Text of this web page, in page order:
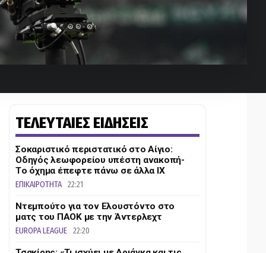
ΤΕΛΕΥΤΑΙΕΣ ΕΙΔΗΣΕΙΣ
Σοκαριστικό περιστατικό στο Αίγιο:
Οδηγός λεωφορείου υπέστη ανακοπή-
Tο όχημα έπεφτε πάνω σε άλλα ΙΧ
ΕΠΙΚΑΙΡΟΤΗΤΑ 22:21
Ντεμπούτο για τον Ελουστόντο στο
ματς του ΠΑΟΚ με την Άντερλεχτ
EUROPA LEAGUE 22:20